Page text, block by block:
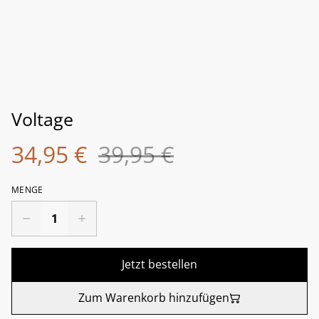
Voltage
34,95 € 39,95 €
MENGE
Jetzt bestellen
Zum Warenkorb hinzufügen